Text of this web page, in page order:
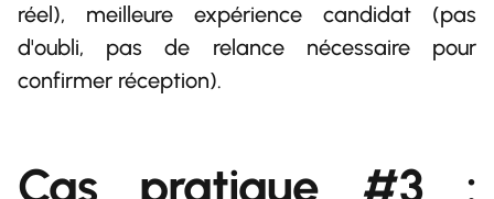
réel), meilleure expérience candidat (pas
d'oubli, pas de relance nécessaire pour
confirmer réception).
Cas pratique #3 :